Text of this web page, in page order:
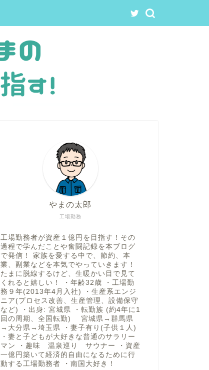
工場勤務
やまの太郎
工場勤務者が資産１億円を目指す！その
過程で学んだことや奮闘記録を本ブログ
で発信！ 家族を愛する中で、節約、本
業、副業などを本気でやっていきます！
たまに脱線するけど、生暖かい目で見て
くれると嬉しい！ ・年齢32歳 ・工場勤
務９年(2013年4月入社) ・生産系エンジ
ニア(プロセス改善、生産管理、設備保守
など) ・出身: 宮城県 ・転勤族 (約4年に1
回の周期、全国転勤) 宮城県→群馬県
→大分県→埼玉県 ・妻子有り(子供１人)
・妻と子どもが大好きな普通のサラリー
マン ・趣味 温泉巡り サウナー ・資産
一億円築いて経済的自由になるために行
動する工場勤務者 ・南国大好き！